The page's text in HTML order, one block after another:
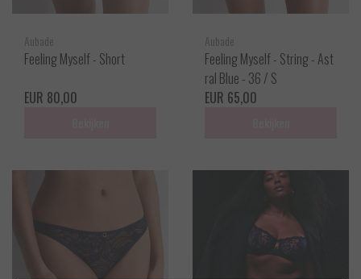
Aubade
Feeling Myself - Short
EUR 80,00
Aubade
Feeling Myself - String - Ast
ral Blue - 36 / S
EUR 65,00